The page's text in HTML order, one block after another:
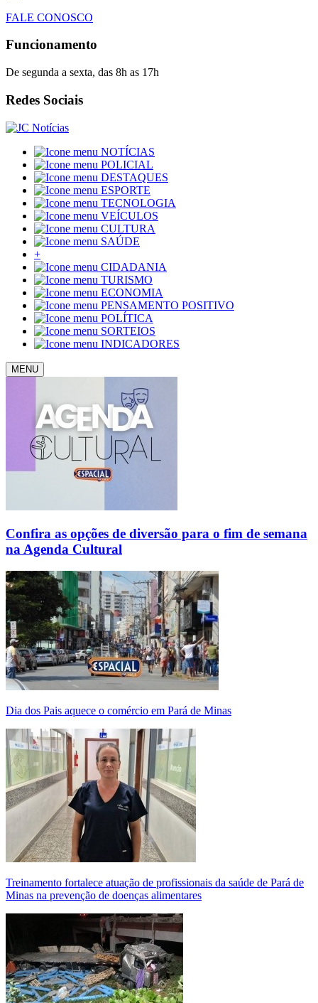
FALE CONOSCO
Funcionamento
De segunda a sexta, das 8h as 17h
Redes Sociais
NOTÍCIAS
POLICIAL
DESTAQUES
ESPORTE
TECNOLOGIA
VEÍCULOS
CULTURA
SAÚDE
+
CIDADANIA
TURISMO
ECONOMIA
PENSAMENTO POSITIVO
POLÍTICA
SORTEIOS
INDICADORES
MENU
Confira as opções de diversão para o fim de semana
na Agenda Cultural
Dia dos Pais aquece o comércio em Pará de Minas
Treinamento fortalece atuação de profissionais da saúde de Pará de
Minas na prevenção de doenças alimentares